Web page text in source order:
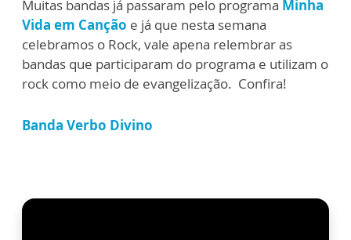
Muitas bandas já passaram pelo programa Minha
Vida em Canção e já que nesta semana
celebramos o Rock, vale apena relembrar as
bandas que participaram do programa e utilizam o
rock como meio de evangelização. Confira!
Banda Verbo Divino